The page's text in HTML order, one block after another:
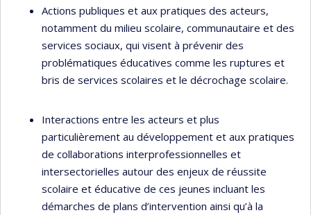
Actions publiques et aux pratiques des acteurs,
notamment du milieu scolaire, communautaire et des
services sociaux, qui visent à prévenir des
problématiques éducatives comme les ruptures et
bris de services scolaires et le décrochage scolaire.
Interactions entre les acteurs et plus
particulièrement au développement et aux pratiques
de collaborations interprofessionnelles et
intersectorielles autour des enjeux de réussite
scolaire et éducative de ces jeunes incluant les
démarches de plans d’intervention ainsi qu’à la